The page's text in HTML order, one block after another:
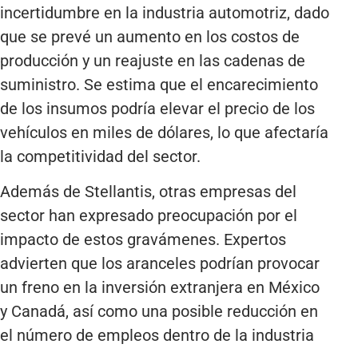
incertidumbre en la industria automotriz, dado
que se prevé un aumento en los costos de
producción y un reajuste en las cadenas de
suministro. Se estima que el encarecimiento
de los insumos podría elevar el precio de los
vehículos en miles de dólares, lo que afectaría
la competitividad del sector.
Además de Stellantis, otras empresas del
sector han expresado preocupación por el
impacto de estos gravámenes. Expertos
advierten que los aranceles podrían provocar
un freno en la inversión extranjera en México
y Canadá, así como una posible reducción en
el número de empleos dentro de la industria